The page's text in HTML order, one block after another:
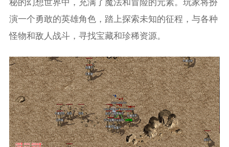
秘的幻想世界中，充满了魔法和冒险的元素。玩家将扮
演一个勇敢的英雄角色，踏上探索未知的征程，与各种
怪物和敌人战斗，寻找宝藏和珍稀资源。